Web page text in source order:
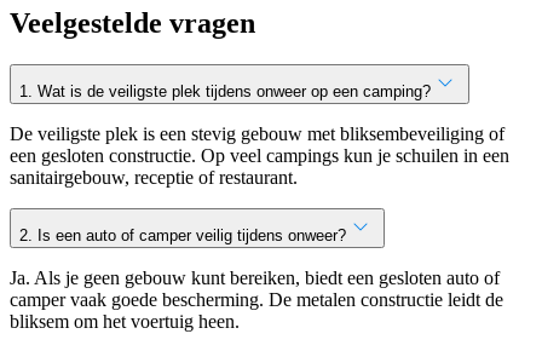
Veelgestelde vragen
1. Wat is de veiligste plek tijdens onweer op een camping?
De veiligste plek is een stevig gebouw met bliksembeveiliging of
een gesloten constructie. Op veel campings kun je schuilen in een
sanitairgebouw, receptie of restaurant.
2. Is een auto of camper veilig tijdens onweer?
Ja. Als je geen gebouw kunt bereiken, biedt een gesloten auto of
camper vaak goede bescherming. De metalen constructie leidt de
bliksem om het voertuig heen.